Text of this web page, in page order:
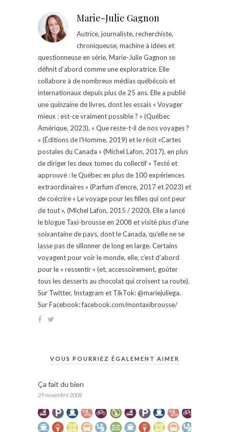
Marie-Julie Gagnon
Autrice, journaliste, recherchiste,
chroniqueuse, machine à idées et
questionneuse en série, Marie-Julie Gagnon se
définit d’abord comme une exploratrice. Elle
collabore à de nombreux médias québécois et
internationaux depuis plus de 25 ans. Elle a publié
une quinzaine de livres, dont les essais « Voyager
mieux : est-ce vraiment possible ? » (Québec
Amérique, 2023), « Que reste-t-il de nos voyages ?
» (Éditions de l'Homme, 2019) et le récit «Cartes
postales du Canada » (Michel Lafon, 2017), en plus
de diriger les deux tomes du collectif « Testé et
approuvé : le Québec en plus de 100 expériences
extraordinaires » (Parfum d'encre, 2017 et 2023) et
de coécrire « Le voyage pour les filles qui ont peur
de tout », (Michel Lafon, 2015 / 2020). Elle a lancé
le blogue Taxi-brousse en 2008 et visité plus d'une
soixantaine de pays, dont le Canada, qu'elle ne se
lasse pas de sillonner de long en large. Certains
voyagent pour voir le monde, elle, c’est d’abord
pour le « ressentir » (et, accessoirement, goûter
tous les desserts au chocolat qui croisent sa route).
Sur Twitter, Instagram et TikTok: @mariejuliega.
Sur Facebook: facebook.com/montaxibrousse/
VOUS POURRIEZ ÉGALEMENT AIMER
Ça fait du bien
29 novembre 2008